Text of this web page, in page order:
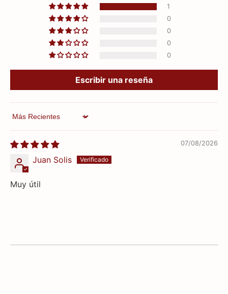
1
0
0
0
0
Escribir una reseña
Sort by
07/08/2026
Juan Solis
Muy útil